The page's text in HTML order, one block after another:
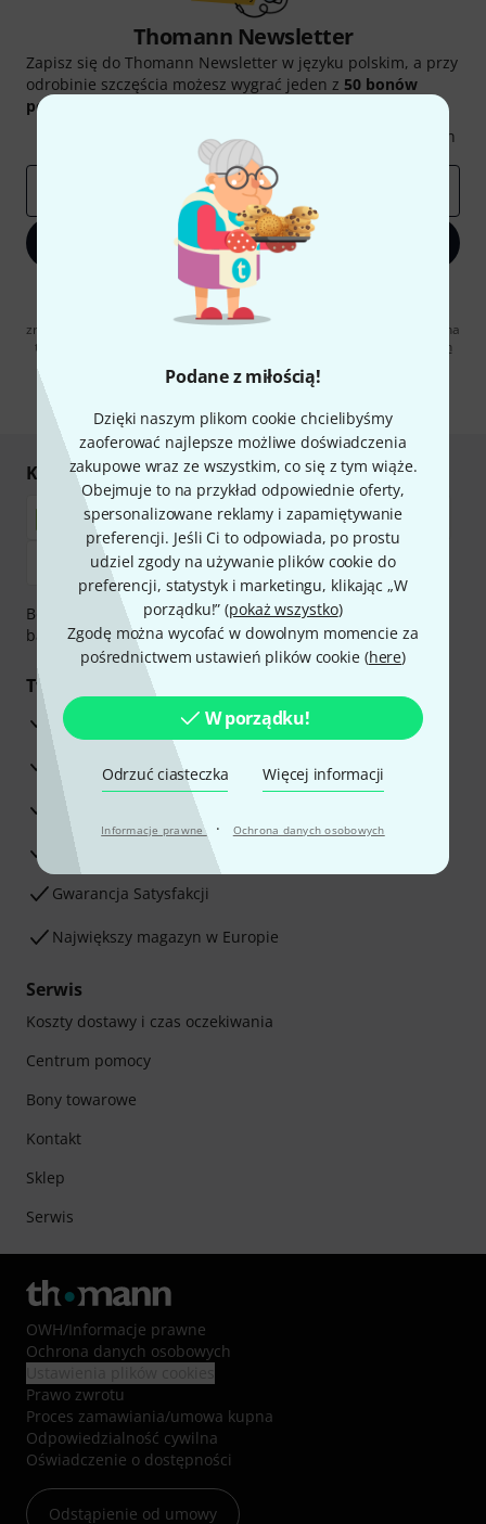
Podane z miłością!
Dzięki naszym plikom cookie chcielibyśmy
zaoferować najlepsze możliwe doświadczenia
zakupowe wraz ze wszystkim, co się z tym wiąże.
Obejmuje to na przykład odpowiednie oferty,
spersonalizowane reklamy i zapamiętywanie
preferencji. Jeśli Ci to odpowiada, po prostu
udziel zgody na używanie plików cookie do
preferencji, statystyk i marketingu, klikając „W
porządku!” (pokaż wszystko)
Zgodę można wycofać w dowolnym momencie za
pośrednictwem ustawień plików cookie (here)
W porządku!
Odrzuć ciasteczka Więcej informacji
Informacje prawne · Ochrona danych osobowych
Thomann Newsletter
Zapisz się do Thomann Newsletter w języku polskim, a przy
odrobinie szczęścia możesz wygrać jeden z 50 bonów
podarunkowych
Oferty Spostrzeżenia Thomann
Zapisz się teraz
Klikając na „Zapisz się teraz”, wyrażasz zgodę na otrzymywanie
materialów reklamowych przesyłanych drogą elektroniczną. Możesz
zrezygnować z subskrypcji w dowolnym momencie. Więcej informacji na
temat newslettera można znaleźć w naszych
wytycznych dotyczących
Kupuj i płać bezpiecznie
Bezpieczna płatność przez Za pobraniem, Przelew
bankowy, PayPal, Blik lub Karta kredytowa.
Twoje korzyści
3-letnia Gwarancja Thomann
30-dniowa gwarancja zwrotu pieniędzy
Porada naszych ekspertów
Gwarancja Satysfakcji
Największy magazyn w Europie
Serwis
Koszty dostawy i czas oczekiwania
Centrum pomocy
Bony towarowe
Kontakt
Sklep
Serwis
OWH/Informacje prawne
Ochrona danych osobowych
Prawo zwrotu
Proces zamawiania/umowa kupna
Odpowiedzialność cywilna
Oświadczenie o dostępności
Odstąpienie od umowy